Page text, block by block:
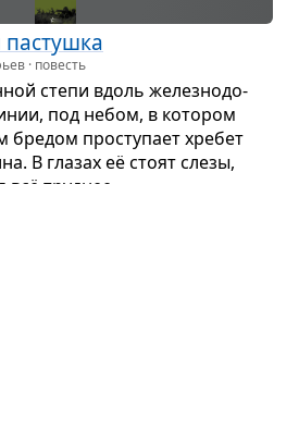
пастушка
· повесть
степи вдоль желез­но­до­
под небом, в кото­ром
про­сту­пает хре­бет
В гла­зах её стоят слезы,
труд­нее...